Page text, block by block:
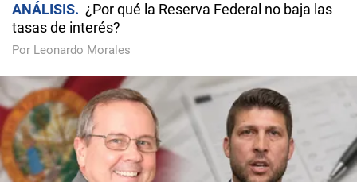
ANÁLISIS
¿Por qué la Reserva Federal no baja las
tasas de interés?
Por Leonardo Morales